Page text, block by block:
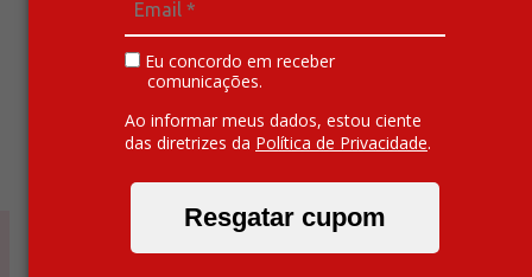
Eu concordo em receber
comunicações.
Ao informar meus dados, estou ciente
das diretrizes da Política de Privacidade.
Resgatar cupom